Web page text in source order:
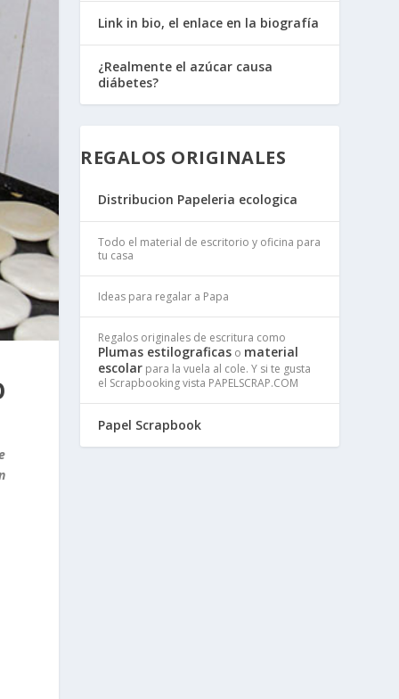
Link in bio, el enlace en la biografía
¿Realmente el azúcar causa
diábetes?
REGALOS ORIGINALES
Distribucion Papeleria ecologica
Todo el material de escritorio y oficina para
tu casa
Ideas para regalar a Papa
Regalos originales de escritura como
Plumas estilograficas o material
escolar para la vuela al cole. Y si te gusta
el Scrapbooking vista PAPELSCRAP.COM
Papel Scrapbook